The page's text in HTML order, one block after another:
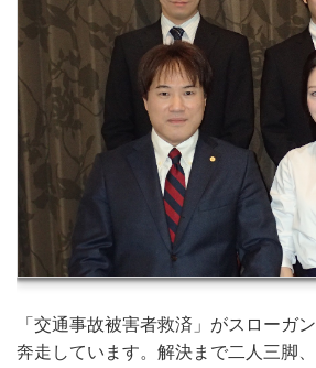
「交通事故被害者救済」がスローガ
奔走しています。解決まで二人三脚